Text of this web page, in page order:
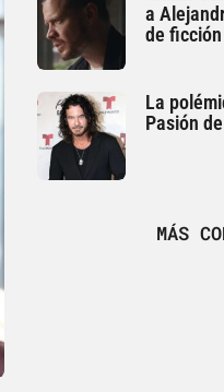
a
de ficción
La
Pasión
MÁS